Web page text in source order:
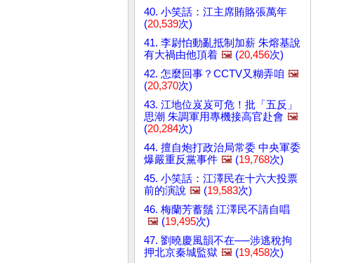
40. 小笑話：江主席賄賂張萬年
(20,539次)
41. 李尉怕動亂抵制加薪 朱熔基說
有大禍由他頂着 🖼️ (20,456次)
42. 怎麼回事？CCTV又糊弄咱 🖼️
(20,370次)
43. 江地位岌岌可危！批「五反」
思潮 朱調軍用專機接高官赴會 🖼️
(20,284次)
44. 擅自炮打政治局常委 中央軍委
爆嚴重反黨事件 🖼️ (19,768次)
45. 小笑話：江澤民在十六大投票
前的演說 🖼️ (19,583次)
46. 梅蘭芳蓄鬚 江澤民不請自唱
🖼️ (19,495次)
47. 劉曉慶風韻不在──涉逃稅拘
押北京秦城監獄 🖼️ (19,458次)